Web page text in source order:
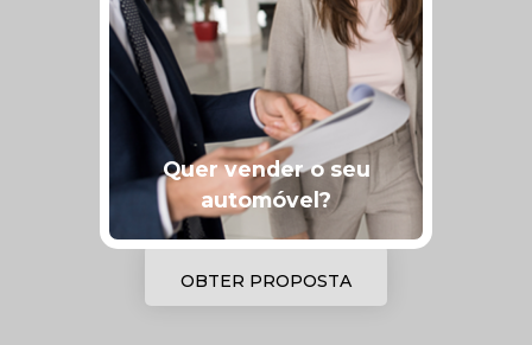
Quer vender o seu
automóvel?
OBTER PROPOSTA